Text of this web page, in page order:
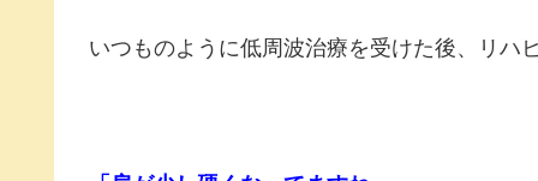
いつものように低周波治療を受けた後、リハ